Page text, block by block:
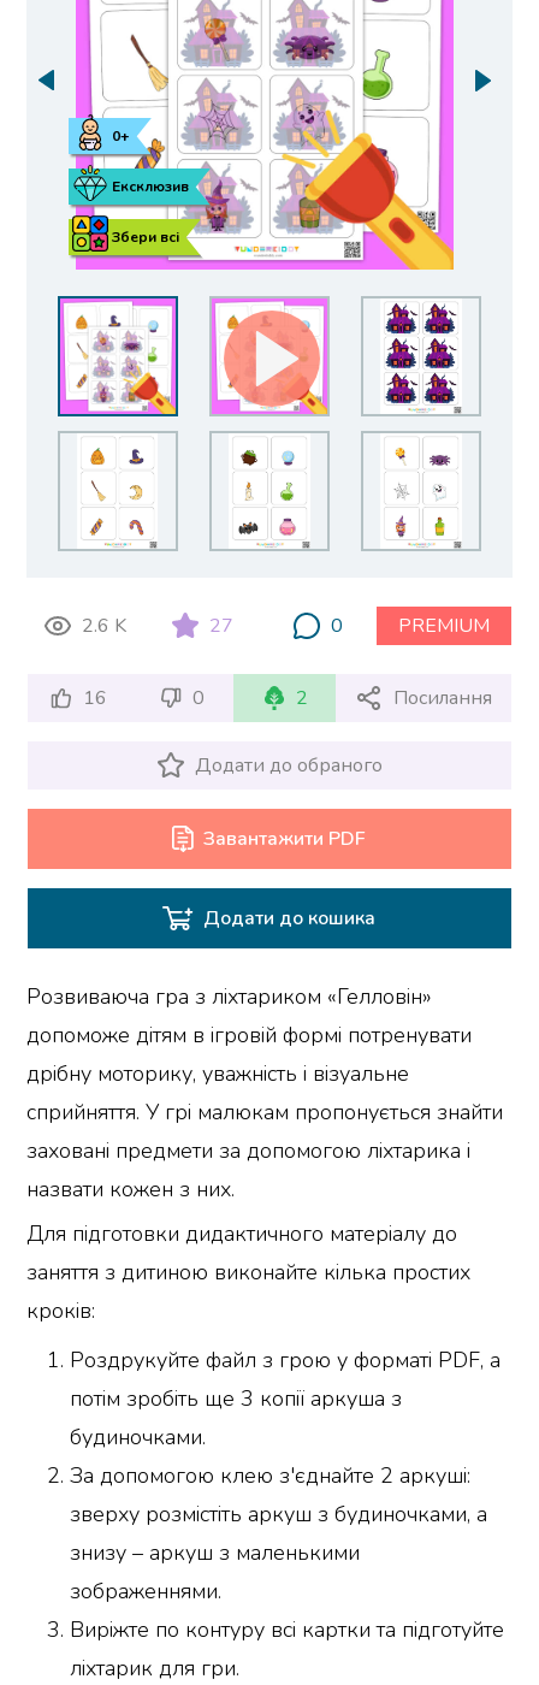
Збери всі
Ексклюзив
0+
2.6 K 27 0 PREMIUM
16 0 2 Посилання
Додати до обраного
Завантажити PDF
Додати до кошика
Розвиваюча гра з ліхтариком «Гелловін»
допоможе дітям в ігровій формі потренувати
дрібну моторику, уважність і візуальне
сприйняття. У грі малюкам пропонується знайти
заховані предмети за допомогою ліхтарика і
назвати кожен з них.
Для підготовки дидактичного матеріалу до
заняття з дитиною виконайте кілька простих
кроків:
Роздрукуйте файл з грою у форматі PDF, а
потім зробіть ще 3 копії аркуша з
будиночками.
За допомогою клею з'єднайте 2 аркуші:
зверху розмістіть аркуш з будиночками, а
знизу – аркуш з маленькими
зображеннями.
Виріжте по контуру всі картки та підготуйте
ліхтарик для гри.